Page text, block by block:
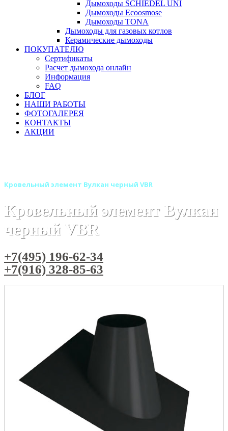
Дымоходы SCHIEDEL UNI
Дымоходы Ecoosmose
Дымоходы TONA
Дымоходы для газовых котлов
Керамические дымоходы
ПОКУПАТЕЛЮ
Сертификаты
Расчет дымохода онлайн
Информация
FAQ
БЛОГ
НАШИ РАБОТЫ
ФОТОГАЛЕРЕЯ
КОНТАКТЫ
АКЦИИ
Кровельный элемент Вулкан черный VBR
Кровельный элемент Вулкан
черный VBR
+7(495) 196-62-34
+7(916) 328-85-63